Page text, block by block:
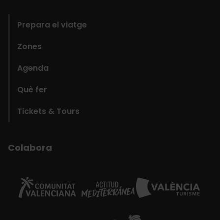
Prepara el viatge
Zones
Agenda
Què fer
Tickets & Tours
Colabora